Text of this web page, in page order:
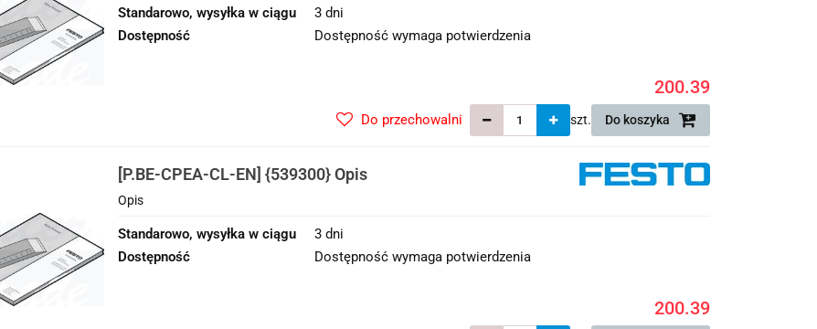
Standarowo, wysyłka w ciągu
3 dni
Dostępność
Dostępność wymaga potwierdzenia
200.39
szt. Do koszyka
Do przechowalni
[P.BE-CPEA-CL-EN] {539300} Opis
Opis
Standarowo, wysyłka w ciągu
3 dni
Dostępność
Dostępność wymaga potwierdzenia
200.39